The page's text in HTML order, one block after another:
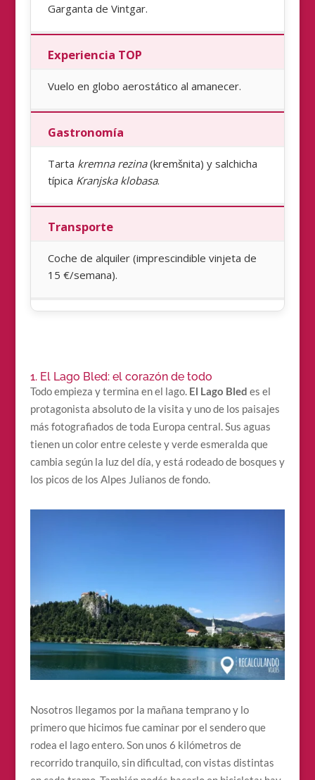
Garganta de Vintgar.
Experiencia TOP
Vuelo en globo aerostático al amanecer.
Gastronomía
Tarta kremna rezina(kremšnita) y salchicha
típica Kranjska klobasa.
Transporte
Coche de alquiler (imprescindible vinjeta de
15 €/semana).
1. El Lago Bled: el corazón de todo
Todo empieza y termina en el lago. El Lago Bled es el
protagonista absoluto de la visita y uno de los paisajes
más fotografiados de toda Europa central. Sus aguas
tienen un color entre celeste y verde esmeralda que
cambia según la luz del día, y está rodeado de bosques y
los picos de los Alpes Julianos de fondo.
Nosotros llegamos por la mañana temprano y lo
primero que hicimos fue caminar por el sendero que
rodea el lago entero. Son unos 6 kilómetros de
recorrido tranquilo, sin dificultad, con vistas distintas